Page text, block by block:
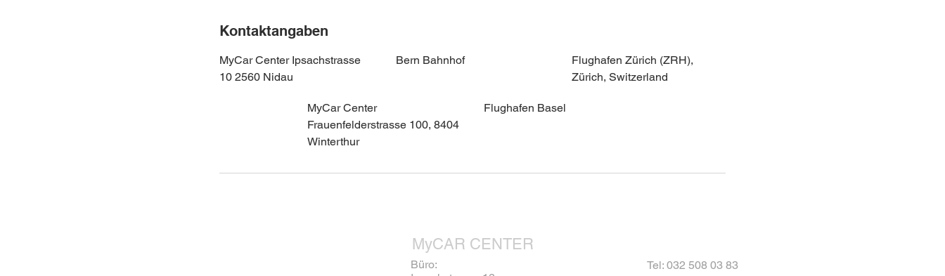
Kontaktangaben
MyCar Center Ipsachstrasse
10 2560 Nidau
Bern Bahnhof
Flughafen Zürich (ZRH),
Zürich, Switzerland
MyCar Center
Frauenfelderstrasse 100, 8404
Winterthur
Flughafen Basel
MyCAR CENTER
Büro:
Tel: 032 508 03 83